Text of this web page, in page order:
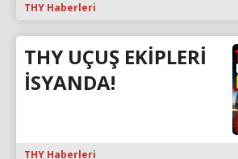
THY Haberleri
THY UÇUŞ EKİPLERİ
İSYANDA!
THY Haberleri